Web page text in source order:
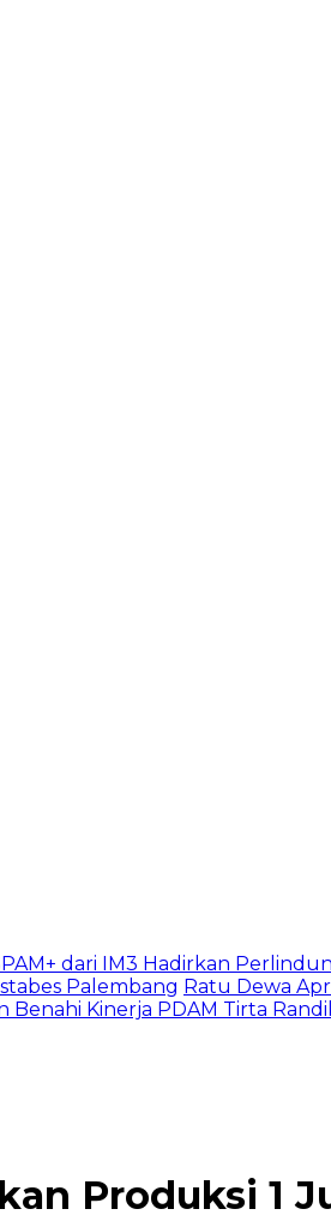
dari IM3 Hadirkan
Palembang Ratu Dewa
Benahi Kinerja PDAM Tirta
Produksi 1